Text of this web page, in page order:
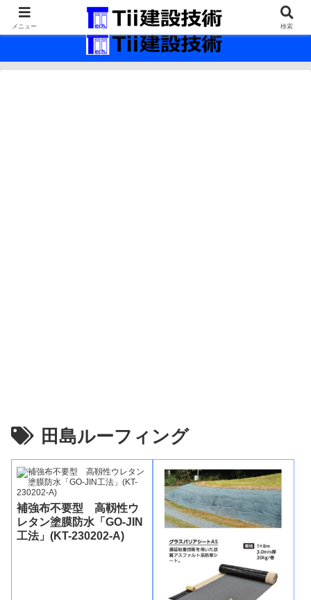
最新の建設技術の情報インフラ。
田島ルーフィング
補強布不要型 高靱性ウ
レタン塗膜防水「GO-JIN
工法」(KT-230202-A)
メニュー 検索